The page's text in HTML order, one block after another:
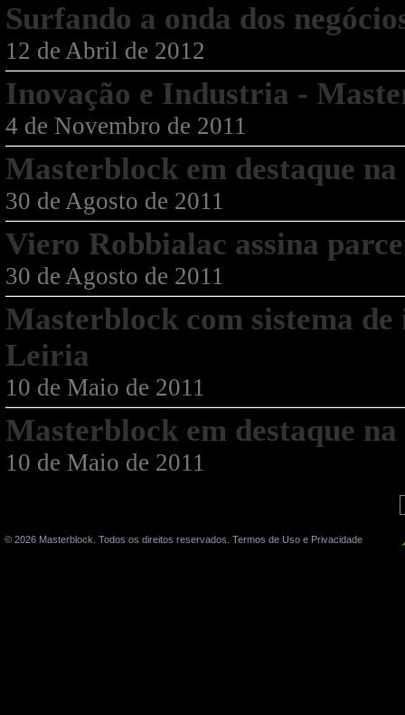
Surfando a onda dos
12 de Abril de 2012
Inovação e Industria -
4 de Novembro de 2011
Masterblock em destaque
30 de Agosto de 2011
Viero Robbialac assina
30 de Agosto de 2011
Masterblock com sistema
Leiria
10 de Maio de 2011
Masterblock em destaque
10 de Maio de 2011
© 2026 Masterblock. Todos os direitos reservados. Termos de Uso e Privacidade